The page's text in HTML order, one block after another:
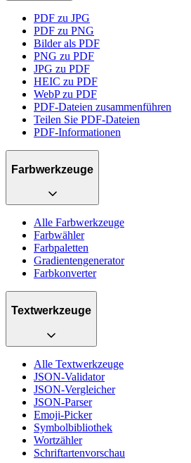
PDF zu JPG
PDF zu PNG
Bilder als PDF
PNG zu PDF
JPG zu PDF
HEIC zu PDF
WebP zu PDF
PDF-Dateien zusammenführen
Teilen Sie PDF-Dateien
PDF-Informationen
Farbwerkzeuge
Alle Farbwerkzeuge
Farbwähler
Farbpaletten
Gradientengenerator
Farbkonverter
Textwerkzeuge
Alle Textwerkzeuge
JSON-Validator
JSON-Vergleicher
JSON-Parser
Emoji-Picker
Symbolbibliothek
Wortzähler
Schriftartenvorschau